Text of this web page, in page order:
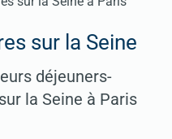
sur la Seine
déjeuners-
la Seine à Paris